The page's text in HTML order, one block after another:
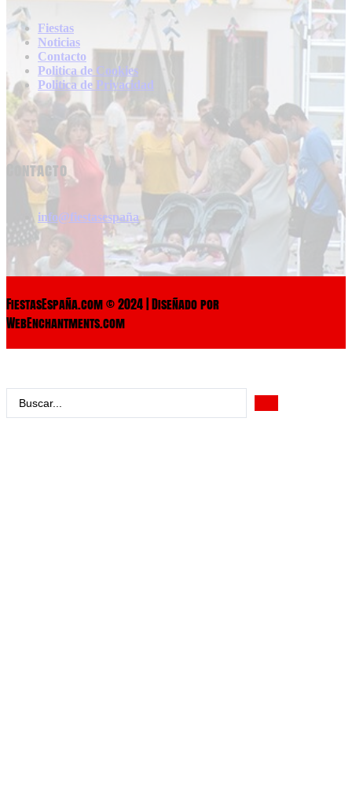
Fiestas
Noticias
Contacto
Politica de Cookies
Politica de Privacidad
Contacto
info@fiestasespaña
FiestasEspaña.com © 2024 | Diseñado por
WebEnchantments.com